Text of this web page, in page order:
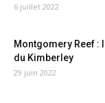
6 juillet 2022
Montgomery Reef :
du Kimberley
29 juin 2022